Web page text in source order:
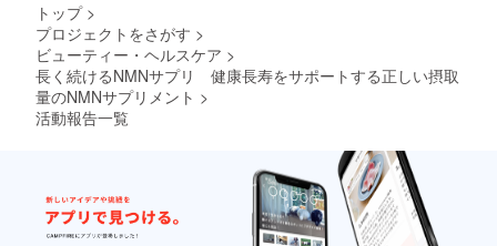
トップ >
プロジェクトをさがす >
ビューティー・ヘルスケア >
長く続けるNMNサプリ 健康長寿をサポートする正しい摂取
量のNMNサプリメント >
活動報告一覧